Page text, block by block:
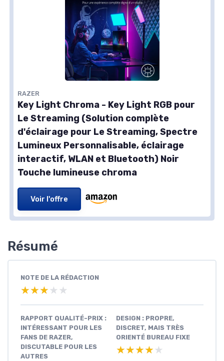
RAZER
Key Light Chroma - Key Light RGB pour
Le Streaming (Solution complète
d'éclairage pour Le Streaming, Spectre
Lumineux Personnalisable, éclairage
interactif, WLAN et Bluetooth) Noir
Touche lumineuse chroma
Voir l'offre
Résumé
NOTE DE LA RÉDACTION
★★★★★
★★★★★
RAPPORT QUALITÉ-PRIX :
INTÉRESSANT POUR LES
FANS DE RAZER,
DISCUTABLE POUR LES
AUTRES
DESIGN : PROPRE,
DISCRET, MAIS TRÈS
ORIENTÉ BUREAU FIXE
★★★★★
★★★★★